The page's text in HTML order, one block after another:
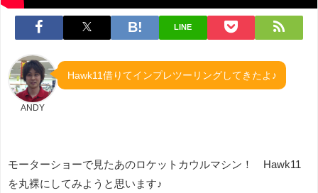
LINE
ANDY
Hawk11借りてインプレツーリングしてきたよ♪
モーターショーで見たあのロケットカウルマシン！ Hawk11
を丸裸にしてみようと思います♪